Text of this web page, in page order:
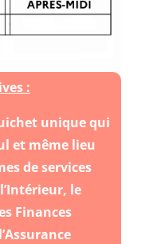
:
unique qui
et même lieu
de services
le
Finances